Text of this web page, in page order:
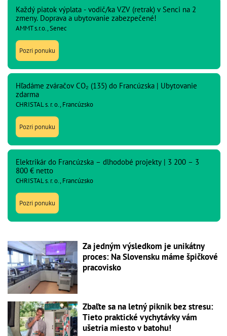
Každý piatok výplata - vodič/ka VZV (retrak) v Senci na 2
zmeny. Doprava a ubytovanie zabezpečené!
AMMT s.r.o., Senec
Pozri ponuku
Hľadáme zváračov CO₂ (135) do Francúzska | Ubytovanie
zdarma
CHRISTAL s. r. o., Francúzsko
Pozri ponuku
Elektrikár do Francúzska – dlhodobé projekty | 3 200 – 3
800 € netto
CHRISTAL s. r. o., Francúzsko
Pozri ponuku
Za jedným výsledkom je unikátny
proces: Na Slovensku máme špičkové
pracovisko
Zbaľte sa na letný piknik bez stresu:
Tieto praktické vychytávky vám
ušetria miesto v batohu!